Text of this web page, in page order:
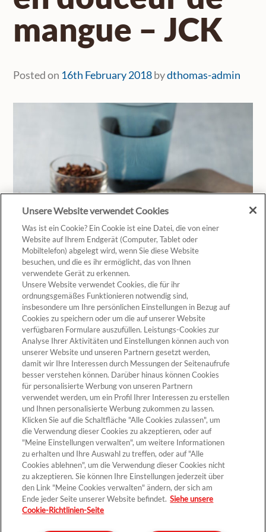
mangue – JCK
Posted on 16th February 2018bydthomas-admin
Cookie-Einstellungen
Kontakt >
Datenschutz
Unsere Website verwendet Cookies
Was ist ein Cookie? Ein Cookie ist eine Datei, die von einer
Website auf Ihrem Endgerät (Computer, Tablet oder
Mobiltelefon) abgelegt wird, wenn Sie diese Website
besuchen, und die es ihr ermöglicht, das von Ihnen
verwendete Gerät zu erkennen.
Unsere Website verwendet Cookies, die für ihr
ordnungsgemäßes Funktionieren notwendig sind,
insbesondere um Ihre persönlichen Einstellungen in Bezug auf
Cookies zu speichern oder um die auf unserer Website
verfügbaren Formulare auszufüllen. Leistungs-Cookies zur
Analyse Ihrer Aktivitäten und Einstellungen können auch von
unserer Website und unseren Partnern gesetzt werden,
damit wir Ihre Interessen durch Messungen der Seitenaufrufe
besser verstehen können. Darüber hinaus können Cookies
für personalisierte Werbung von unseren Partnern
verwendet werden, um ein Profil Ihrer Interessen zu erstellen
und Ihnen personalisierte Werbung zukommen zu lassen.
Klicken Sie auf die Schaltfläche "Alle Cookies zulassen", um
die Verwendung dieser Cookies zu akzeptieren, oder auf
"Meine Einstellungen verwalten", um weitere Informationen
zu erhalten und Ihre Auswahl zu treffen, oder auf "Alle
Cookies ablehnen", um die Verwendung dieser Cookies nicht
zu akzeptieren. Sie können Ihre Einstellungen jederzeit über
den Link "Meine Cookies verwalten" ändern, der sich am
Ende jeder Seite unserer Website befindet. Siehe unsere
Cookie-Richtlinien-Seite